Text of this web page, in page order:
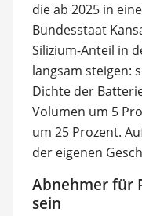
die ab 2025 in
Bundesstaat
Silizium-Anteil in
langsam steigen:
Dichte der
Volumen um 5
um 25 Prozent.
der eigenen
Abnehmer für
sein